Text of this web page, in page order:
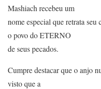
Mashiach recebeu um
nome especial que retrata seu
o povo do ETERNO
de seus pecados.
Cumpre destacar que o anjo
visto que a